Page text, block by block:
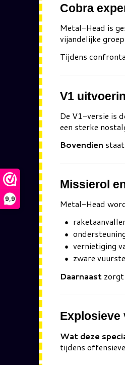
9,9
Cobra
Metal-Head is
vijandelijke
Tijdens
V1
De V1-versie is
een sterke
Bovendien
Missierol
Metal-Head
vernietiging
zware
Daarnaast
Wat deze
tijdens